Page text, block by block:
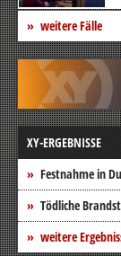
weitere Fälle
XY-ERGEBNISSE
Festnahme in
Tödliche
weitere